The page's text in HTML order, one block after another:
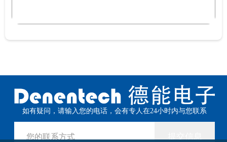
如有疑问，请输入您的电话，会有专人在24小时内与您联系